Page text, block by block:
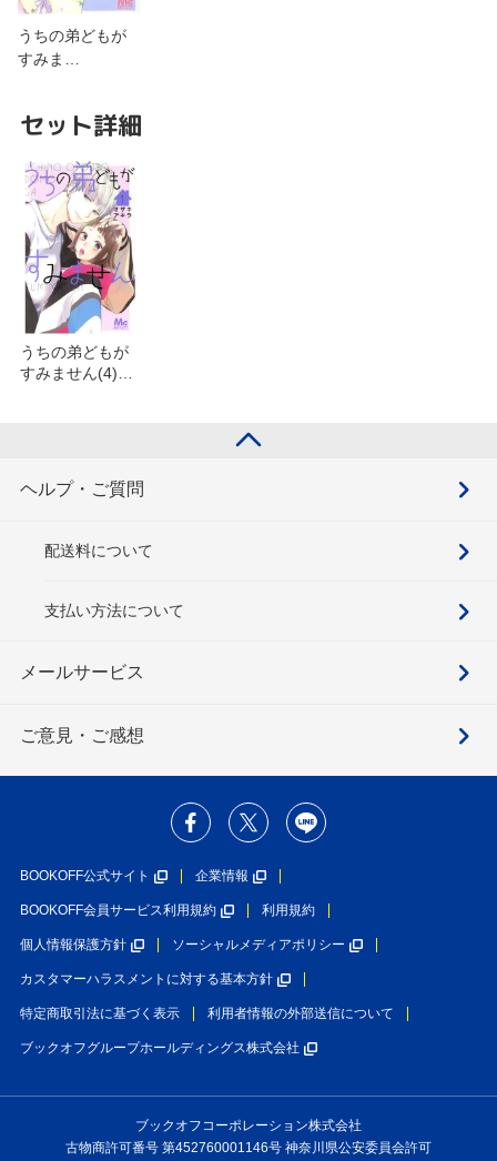
うちの弟どもが
すみま…
セット詳細
うちの弟どもが
すみません(4)を
ヘルプ・ご質問
配送料について
支払い方法について
メールサービス
ご意見・ご感想
BOOKOFF公式サイト 企業情報
BOOKOFF会員サービス利用規約 利用規約
個人情報保護方針 ソーシャルメディアポリシー
カスタマーハラスメントに対する基本方針
特定商取引法に基づく表示 利用者情報の外部送信について
ブックオフグループホールディングス株式会社
ブックオフコーポレーション株式会社
古物商許可番号 第452760001146号 神奈川県公安委員会許可